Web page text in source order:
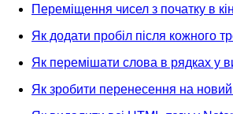
Переміщення чисел з початку в
Як додати пробіл після кожного
Як перемішати слова в рядках у
Як зробити перенесення на